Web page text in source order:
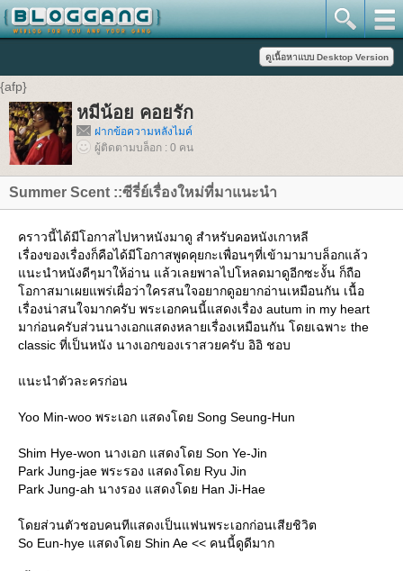
{afp}
หมีน้อย คอยรัก
ฝากข้อความหลังไมค์
ผู้ติดตามบล็อก : 0 คน
Summer Scent ::ซีรี่ย์เรื่องใหม่ที่มาแนะนำ
คราวนี้ได้มีโอกาสไปหาหนังมาดู สำหรับคอหนังเกาหลี
เรื่องของเรื่องก็คือได้มีโอกาสพูดคุยกะเพื่อนๆที่เข้ามามาบล็อกแล้ว
แนะนำหนังดีๆมาให้อ่าน แล้วเลยพาลไปโหลดมาดูอีกซะงั้น ก็ถือ
โอกาสมาเผยแพร่เผื่อว่าใครสนใจอยากดูอยากอ่านเหมือนกัน เนื้อ
เรื่องน่าสนใจมากครับ พระเอกคนนี้แสดงเรื่อง autum in my heart
มาก่อนครับส่วนนางเอกแสดงหลายเรื่องเหมือนกัน โดยเฉพาะ the
classic ที่เป็นหนัง นางเอกของเราสวยครับ อิอิ ชอบ
แนะนำตัวละครก่อน
Yoo Min-woo พระเอก แสดงโดย Song Seung-Hun
Shim Hye-won นางเอก แสดงโดย Son Ye-Jin
Park Jung-jae พระรอง แสดงโดย Ryu Jin
Park Jung-ah นางรอง แสดงโดย Han Ji-Hae
โดยส่วนตัวชอบคนทีแสดงเป็นแฟนพระเอกก่อนเสียชิวิต
So Eun-hye แสดงโดย Shin Ae << คนนี้ดูดีมาก